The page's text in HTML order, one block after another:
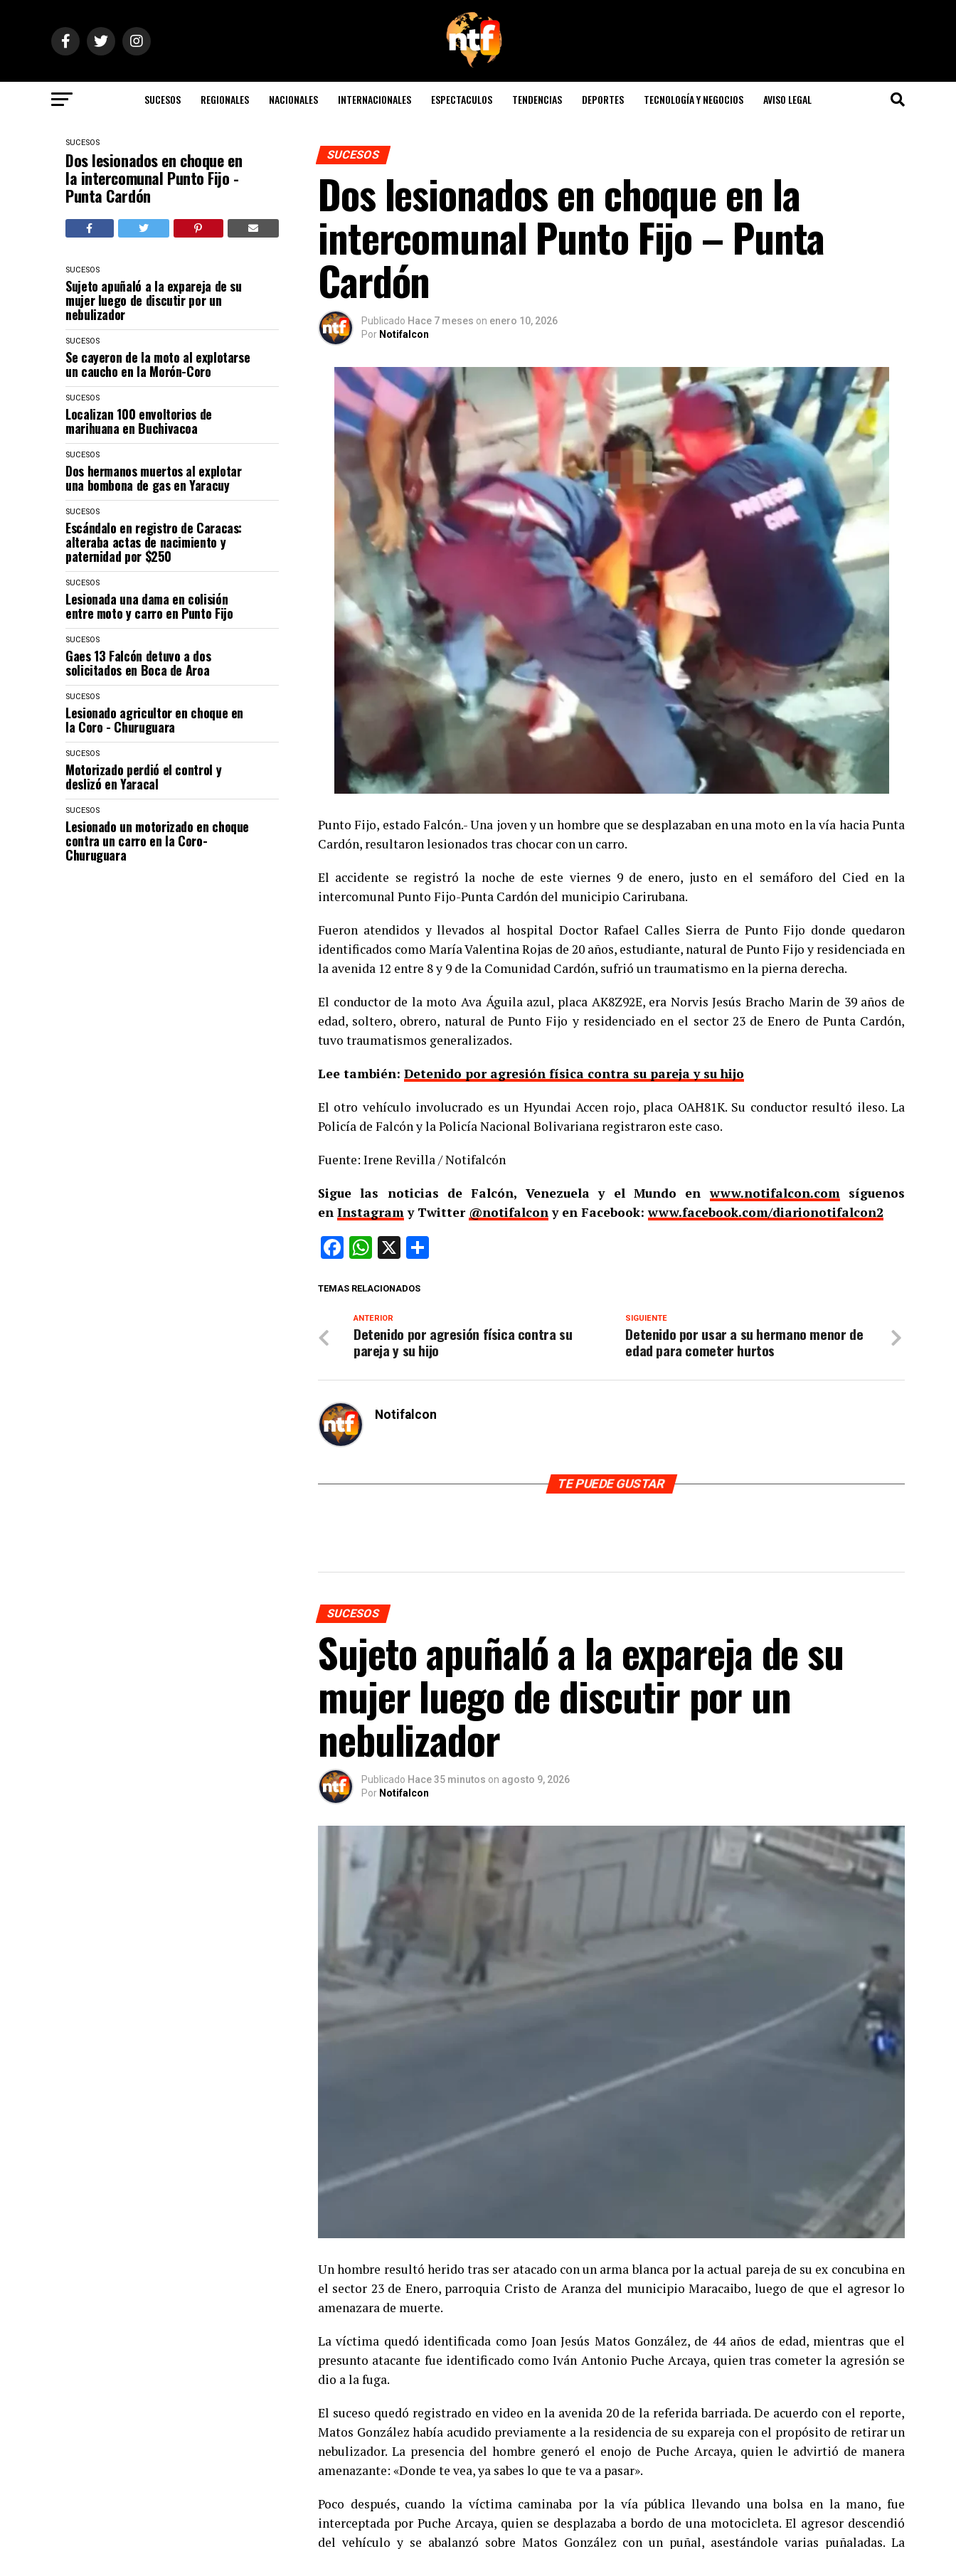
SUCESOS REGIONALES NACIONALES INTERNACIONALES ESPECTACULOS TENDENCIAS DEPORTES TECNOLOGÍA Y NEGOCIOS AVISO LEGAL
SUCESOS
Dos lesionados en choque en
la intercomunal Punto Fijo -
Punta Cardón
SUCESOS
Sujeto apuñaló a la expareja de su
mujer luego de discutir por un
nebulizador
SUCESOS
Se cayeron de la moto al explotarse
un caucho en la Morón-Coro
SUCESOS
Localizan 100 envoltorios de
marihuana en Buchivacoa
SUCESOS
Dos hermanos muertos al explotar
una bombona de gas en Yaracuy
SUCESOS
Escándalo en registro de Caracas:
alteraba actas de nacimiento y
paternidad por $250
SUCESOS
Lesionada una dama en colisión
entre moto y carro en Punto Fijo
SUCESOS
Gaes 13 Falcón detuvo a dos
solicitados en Boca de Aroa
SUCESOS
Lesionado agricultor en choque en
la Coro - Churuguara
SUCESOS
Motorizado perdió el control y
deslizó en Yaracal
SUCESOS
Lesionado un motorizado en choque
contra un carro en la Coro-
Churuguara
SUCESOS
Dos lesionados en choque en la
intercomunal Punto Fijo – Punta
Cardón
Publicado Hace 7 meses on enero 10, 2026
Por Notifalcon
Punto Fijo, estado Falcón.- Una joven y un hombre que se desplazaban en una moto en la vía hacia Punta
Cardón, resultaron lesionados tras chocar con un carro.
El accidente se registró la noche de este viernes 9 de enero, justo en el semáforo del Cied en la
intercomunal Punto Fijo-Punta Cardón del municipio Carirubana.
Fueron atendidos y llevados al hospital Doctor Rafael Calles Sierra de Punto Fijo donde quedaron
identificados como María Valentina Rojas de 20 años, estudiante, natural de Punto Fijo y residenciada en
la avenida 12 entre 8 y 9 de la Comunidad Cardón, sufrió un traumatismo en la pierna derecha.
El conductor de la moto Ava Águila azul, placa AK8Z92E, era Norvis Jesús Bracho Marin de 39 años de
edad, soltero, obrero, natural de Punto Fijo y residenciado en el sector 23 de Enero de Punta Cardón,
tuvo traumatismos generalizados.
Lee también: Detenido por agresión física contra su pareja y su hijo
El otro vehículo involucrado es un Hyundai Accen rojo, placa OAH81K. Su conductor resultó ileso. La
Policía de Falcón y la Policía Nacional Bolivariana registraron este caso.
Fuente: Irene Revilla / Notifalcón
Sigue las noticias de Falcón, Venezuela y el Mundo enwww.notifalcon.comsíguenos
en Instagramy Twitter @notifalcony en Facebook:www.facebook.com/diarionotifalcon2
Facebook
WhatsApp
X
TEMAS RELACIONADOS
SIGUIENTE
Detenido por usar a su hermano menor de
edad para cometer hurtos
ANTERIOR
Detenido por agresión física contra su
pareja y su hijo
Notifalcon
TE PUEDE GUSTAR
SUCESOS
Sujeto apuñaló a la expareja de su
mujer luego de discutir por un
nebulizador
Publicado Hace 35 minutos on agosto 9, 2026
Por Notifalcon
Un hombre resultó herido tras ser atacado con un arma blanca por la actual pareja de su ex concubina en
el sector 23 de Enero, parroquia Cristo de Aranza del municipio Maracaibo, luego de que el agresor lo
amenazara de muerte.
La víctima quedó identificada como Joan Jesús Matos González, de 44 años de edad, mientras que el
presunto atacante fue identificado como Iván Antonio Puche Arcaya, quien tras cometer la agresión se
dio a la fuga.
El suceso quedó registrado en video en la avenida 20 de la referida barriada. De acuerdo con el reporte,
Matos González había acudido previamente a la residencia de su expareja con el propósito de retirar un
nebulizador. La presencia del hombre generó el enojo de Puche Arcaya, quien le advirtió de manera
amenazante: «Donde te vea, ya sabes lo que te va a pasar».
Poco después, cuando la víctima caminaba por la vía pública llevando una bolsa en la mano, fue
interceptada por Puche Arcaya, quien se desplazaba a bordo de una motocicleta. El agresor descendió
del vehículo y se abalanzó sobre Matos González con un puñal, asestándole varias puñaladas. La